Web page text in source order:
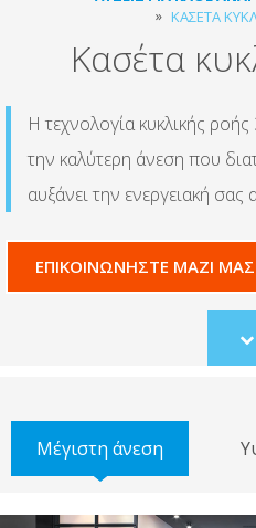
ΚΑΣΈΤΑ
Κασέτα
Η τεχνολογία κυκλικής
την καλύτερη άνεση που
αυξάνει την ενεργειακή
ΕΠΙΚΟΙΝΩΝΗΣΤΕ ΜΑΖΙ ΜΑΣ
Μέγιστη άνεση